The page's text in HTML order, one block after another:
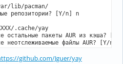
lib/pacman/
репозитории? [Y/n] n
.cache/yay
остальные пакеты AUR из кэша?
github.com/Jguer/yay